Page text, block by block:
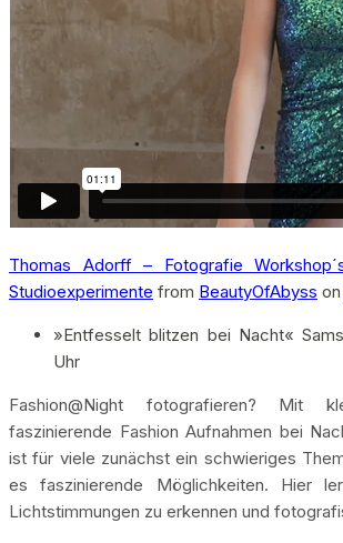
Thomas Adorff – Fotografie
Studioexperimente from BeautyOfAbyss on
»Entfesselt blitzen bei Nacht«
Uhr
Fashion@Night fotografieren? Mit
faszinierende Fashion Aufnahmen bei
ist für viele zunächst ein schwieriges
es faszinierende Möglichkeiten. Hier
Lichtstimmungen zu erkennen und